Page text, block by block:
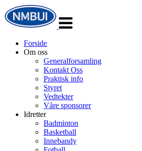
navigasjon
Forside
Om oss
Generalforsamling
Kontakt Oss
Praktisk info
Styret
Vedtekter
Våre sponsorer
Idretter
Badminton
Basketball
Innebandy